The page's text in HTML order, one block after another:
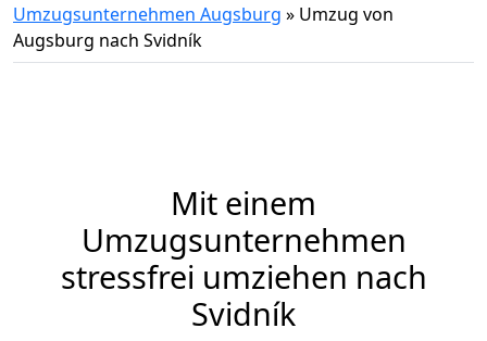
Umzugsunternehmen Augsburg » Umzug von
Augsburg nach Svidník
Mit einem
Umzugsunternehmen
stressfrei umziehen nach
Svidník